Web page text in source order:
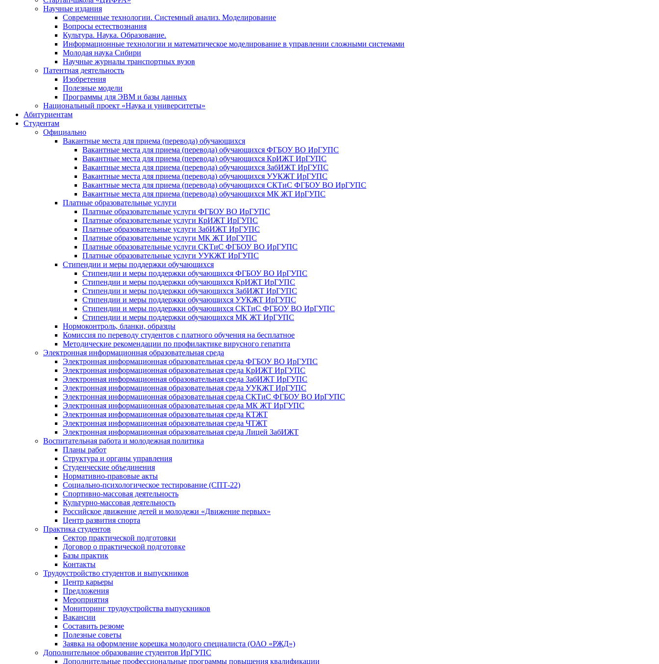
Научные издания
Современные технологии. Системный анализ. Моделирование
Вопросы естествознания
Культура. Наука. Образование.
Информационные технологии и математическое моделирование в управлении сложными системами
Молодая наука Сибири
Научные журналы транспортных вузов
Патентная деятельность
Изобретения
Полезные модели
Программы для ЭВМ и базы данных
Национальный проект «Наука и университеты»
Абитуриентам
Студентам
Официально
Вакантные места для приема (перевода) обучающихся
Вакантные места для приема (перевода) обучающихся ФГБОУ ВО ИрГУПС
Вакантные места для приема (перевода) обучающихся КрИЖТ ИрГУПС
Вакантные места для приема (перевода) обучающихся ЗабИЖТ ИрГУПС
Вакантные места для приема (перевода) обучающихся УУКЖТ ИрГУПС
Вакантные места для приема (перевода) обучающихся СКТиС ФГБОУ ВО ИрГУПС
Вакантные места для приема (перевода) обучающихся МК ЖТ ИрГУПС
Платные образовательные услуги
Платные образовательные услуги ФГБОУ ВО ИрГУПС
Платные образовательные услуги КрИЖТ ИрГУПС
Платные образовательные услуги ЗабИЖТ ИрГУПС
Платные образовательные услуги МК ЖТ ИрГУПС
Платные образовательные услуги СКТиС ФГБОУ ВО ИрГУПС
Платные образовательные услуги УУКЖТ ИрГУПС
Стипендии и меры поддержки обучающихся
Стипендии и меры поддержки обучающихся ФГБОУ ВО ИрГУПС
Стипендии и меры поддержки обучающихся КрИЖТ ИрГУПС
Стипендии и меры поддержки обучающихся ЗабИЖТ ИрГУПС
Стипендии и меры поддержки обучающихся УУКЖТ ИрГУПС
Стипендии и меры поддержки обучающихся СКТиС ФГБОУ ВО ИрГУПС
Стипендии и меры поддержки обучающихся МК ЖТ ИрГУПС
Нормоконтроль, бланки, образцы
Комиссия по переводу студентов с платного обучения на бесплатное
Методические рекомендации по профилактике вирусного гепатита
Электронная информационная образовательная среда
Электронная информационная образовательная среда ФГБОУ ВО ИрГУПС
Электронная информационная образовательная среда КрИЖТ ИрГУПС
Электронная информационная образовательная среда ЗабИЖТ ИрГУПС
Электронная информационная образовательная среда УУКЖТ ИрГУПС
Электронная информационная образовательная среда СКТиС ФГБОУ ВО ИрГУПС
Электронная информационная образовательная среда МК ЖТ ИрГУПС
Электронная информационная образовательная среда КТЖТ
Электронная информационная образовательная среда ЧТЖТ
Электронная информационная образовательная среда Лицей ЗабИЖТ
Воспитательная работа и молодежная политика
Планы работ
Структура и органы управления
Студенческие объединения
Нормативно-правовые акты
Социально-психологическое тестирование (СПТ-22)
Спортивно-массовая деятельность
Культурно-массовая деятельность
Российское движение детей и молодежи «Движение первых»
Центр развития спорта
Практика студентов
Сектор практической подготовки
Договор о практической подготовке
Базы практик
Контакты
Трудоустройство студентов и выпускников
Центр карьеры
Предложения
Мероприятия
Мониторинг трудоустройства выпускников
Вакансии
Составить резюме
Полезные советы
Заявка на оформление корешка молодого специалиста (ОАО «РЖД»)
Дополнительное образование студентов ИрГУПС
Дополнительные профессиональные программы повышения квалификации